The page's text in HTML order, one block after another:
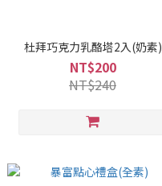
杜拜巧克力乳酪塔2入(奶素)
NT$200
NT$240